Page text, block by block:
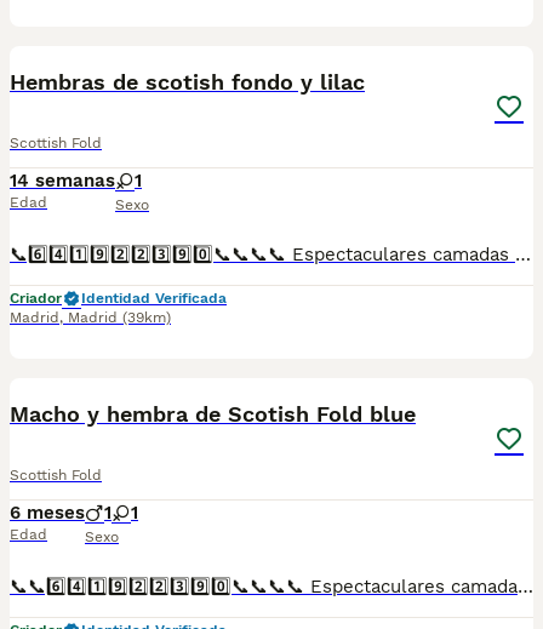
Hembras de scotish fondo y lilac
Scottish Fold
14 semanas
Edad
1
Sexo
📞6️⃣4️⃣1️⃣9️⃣2️⃣2️⃣3️⃣9️⃣0️⃣📞📞📞📞 Espectaculares camadas de perritos de machos y hembras de scotish Fold y lilac nacionales descendientes de las mejores líneas de sangre. Disponibles tanto hembras como machos. Las camadas están bajo supervisión veterinaria desde su nacimiento hasta que son entregadas a su nueva familia. Criados por un equipo de profesionales y mejores personas que, con más de 20 años de experiencia , cuidan a los animales por vocación, aplicando una cría ética y responsable para que cada cachorro se desarrolle con la mejor salud y con un buen temperamento. Todos los cachorritos se entregan con unos dos meses y medio de edad y sus vacunas correspondientes, desparasitados interna y externamente, con certificado de salud, y garantía tanto por enfermedad vírica como congénito genética. Posibilidad de entregar en toda España mediante transporte propio preparado para animales y con chofer privado. Los precios pueden variar según las características y morfología de cada cachorro. Añádenos al whats app o llámanos, y encantados atenderemos todas tus dudas y consultas. Teléfono / Whats app: 641 92 23 90
Criador
Identidad Verificada
Madrid , Madrid (39km)
Macho y hembra de Scotish Fold blue
Scottish Fold
6 meses
Edad
1 1
Sexo
📞📞6️⃣4️⃣1️⃣9️⃣2️⃣2️⃣3️⃣9️⃣0️⃣📞📞📞📞 Espectaculares camadas de perritos de Scotish Fold blue descendientes de las mejores líneas de sangre. Disponibles tanto hembras como machos. Las camadas están bajo supervisión veterinaria desde su nacimiento hasta que son entregadas a su nueva familia. Criados por un equipo de profesionales y mejores personas que, con más de 20 años de experiencia , cuidan a los animales por vocación, aplicando una cría ética y responsable para que cada cachorro se desarrolle con la mejor salud y con un buen temperamento. Todos los cachorritos se entregan con unos dos meses y medio de edad y sus vacunas correspondientes, desparasitados interna y externamente, con certificado de salud, y garantía tanto por enfermedad vírica como congénito genética. Posibilidad de entregar en toda España mediante transporte propio preparado para animales y con chofer privado. Los precios pueden variar según las características y morfología de cada cachorro. Añádenos al whats app o llámanos, y encantados atenderemos todas tus dudas y consultas. Teléfono / Whats app: 641 92 23 90